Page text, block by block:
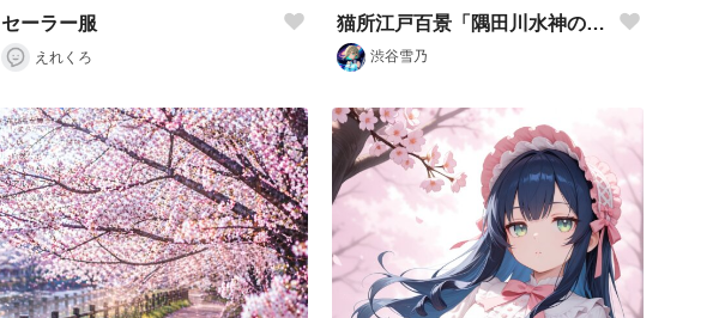
セーラー服
えれくろ
猫所江戸百景「隅田川水神の森」
渋谷雪乃